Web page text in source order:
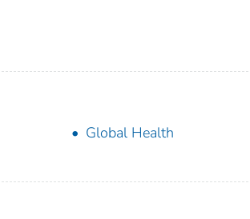
Global Health